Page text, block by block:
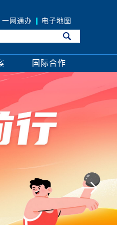
一网通办 电子地图
国际合作